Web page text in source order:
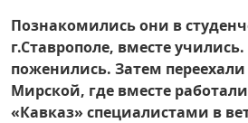
Познакомились они в
г.Ставрополе, вместе
поженились. Затем
Мирской, где вместе
«Кавказ» специалистами в